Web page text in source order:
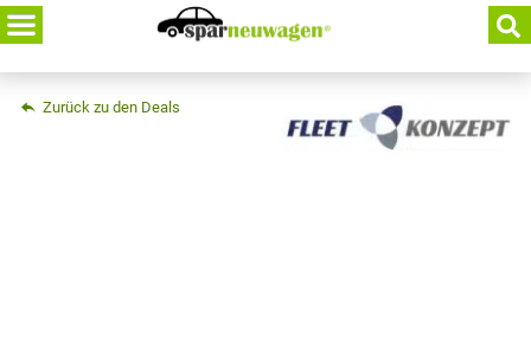
Skip
to
content
Zurück zu den Deals